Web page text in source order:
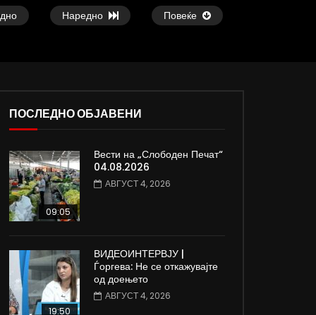
Наредно Повеќе
02:57
ВИДЕОАНКЕТА: Дали граѓаните знаат
што е „Скопје 2028“ и како ќе се
трошат нивните пари?
ЈУЛИ 31, 2026
0
1.3K
ПОСЛЕДНО ОБЈАВЕНИ
09:05
Вести на „Слободен Печат“
04.08.2026
АВГУСТ 4, 2026
19:50
ВИДЕОИНТЕРВЈУ |
Ѓоргева: Не се откажувајте
од доењето
АВГУСТ 4, 2026